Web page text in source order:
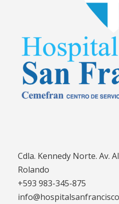
Cdla. Kennedy Norte. Av.
Rolando
+593 983-345-875